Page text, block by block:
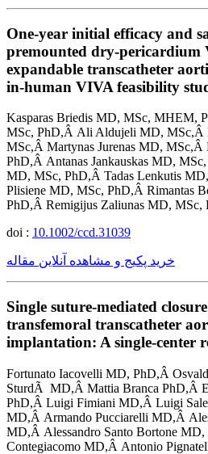
One-year initial efficacy and
premounted dry-pericardium
expandable transcatheter
in-human VIVA feasibility
Kasparas Briedis MD, MSc, MHEM,
MSc, PhD,Â Ali Aldujeli MD, MSc,Â
MSc,Â Martynas Jurenas MD, MSc,Â
PhD,Â Antanas Jankauskas MD,
MD, MSc, PhD,Â Tadas Lenkutis
Plisiene MD, MSc, PhD,Â Rimantas
PhD,Â Remigijus Zaliunas MD, MSc,
doi : 10.1002/ccd.31039
خرید پکیج و مشاهده آنلاین مقاله
Single suture-mediated
transfemoral transcatheter
implantation: A single-center
Fortunato Iacovelli MD, PhD,Â
SturdÃ MD,Â Mattia Branca PhD,Â
PhD,Â Luigi Fimiani MD,Â Luigi
MD,Â Armando Pucciarelli MD,Â
MD,Â Alessandro Santo Bortone MD,
Contegiacomo MD,Â Antonio